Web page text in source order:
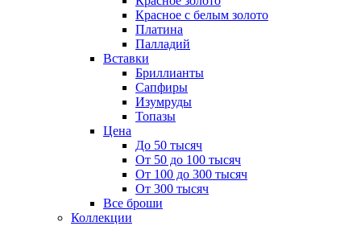
Красное с белым золото
Платина
Палладий
Вставки
Бриллианты
Сапфиры
Изумруды
Топазы
Цена
До 50 тысяч
От 50 до 100 тысяч
От 100 до 300 тысяч
От 300 тысяч
Все броши
Коллекции